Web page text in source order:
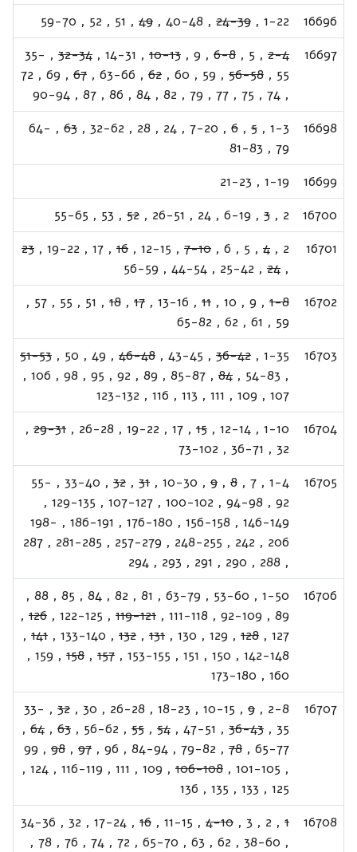
16696
1-22
,
24-39
,
40-48
,
49
,
51
,
52
,
59-70
16697
2-4
,
5
,
6-8
,
9
,
10-13
,
14-31
,
32-34
,
35-
55
,
56-58
,
59
,
60
,
62
,
63-66
,
67
,
69
,
72
,
74
,
75
,
77
,
79
,
82
,
84
,
86
,
87
,
90-94
16698
1-3
,
5
,
6
,
7-20
,
24
,
28
,
32-62
,
63
,
64-
79
,
81-83
16699
1-19
,
21-23
16700
2
,
3
,
6-19
,
24
,
26-51
,
52
,
53
,
55-65
16701
2
,
4
,
5
,
6
,
7-10
,
12-15
,
16
,
17
,
19-22
,
23
,
24
,
25-42
,
44-54
,
56-59
16702
1-8
,
9
,
10
,
11
,
13-16
,
17
,
18
,
51
,
55
,
57
,
59
,
61
,
62
,
65-82
16703
1-35
,
36-42
,
43-45
,
46-48
,
49
,
50
,
51-53
,
54-83
,
84
,
85-87
,
89
,
92
,
95
,
98
,
106
,
107
,
109
,
111
,
113
,
116
,
123-132
16704
1-10
,
12-14
,
15
,
17
,
19-22
,
26-28
,
29-31
,
32
,
36-71
,
73-102
16705
1-4
,
7
,
8
,
9
,
10-30
,
31
,
32
,
33-40
,
55-
92
,
94-98
,
100-102
,
107-127
,
129-135
,
146-149
,
156-158
,
176-180
,
186-191
,
198-
206
,
242
,
248-255
,
257-279
,
281-285
,
287
,
288
,
290
,
291
,
293
,
294
16706
1-50
,
53-60
,
63-79
,
81
,
82
,
84
,
85
,
88
,
89
,
92-109
,
111-118
,
119-121
,
122-125
,
126
,
127
,
128
,
129
,
130
,
131
,
132
,
133-140
,
141
,
142-148
,
150
,
151
,
153-155
,
157
,
158
,
159
,
160
,
173-180
16707
2-8
,
9
,
10-15
,
18-23
,
26-28
,
30
,
32
,
33-
35
,
36-43
,
47-51
,
54
,
55
,
56-62
,
63
,
64
,
65-77
,
78
,
79-82
,
84-94
,
96
,
97
,
98
,
99
,
101-105
,
106-108
,
109
,
111
,
116-119
,
124
,
125
,
133
,
135
,
136
16708
1
,
2
,
3
,
4-10
,
11-15
,
16
,
17-24
,
32
,
34-36
,
38-60
,
62
,
63
,
65-70
,
72
,
74
,
76
,
78
,